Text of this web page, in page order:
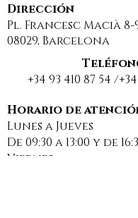
comunidad
propietarios
usar una web
insegura para
Dirección
Pl. Francesc Macià 8-9,
08029, Barcelona
+34 93 410 87 54 /+34
Horario de
Lunes a Jueves
De 09:30 a 13:00 y de
Viernes